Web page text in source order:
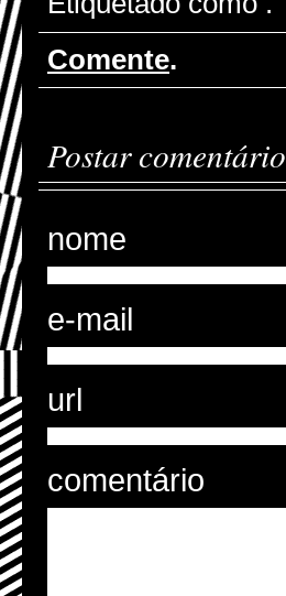
Comente.
Postar comentário
nome
e-mail
url
comentário